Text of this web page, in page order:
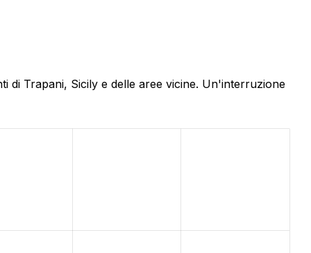
di Trapani, Sicily e delle aree vicine. Un'interruzione